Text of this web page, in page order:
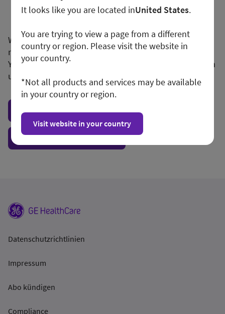
We apologize for any inconvenience, but this form is
not available in your region or country.
You may want to visit your local site or access the form
unconditionally.
Visit local site
Show form unconditionally
Datenschutzrichtlinien
Impressum
Abo kündigen
Compliance
It looks like you are located inUnited States.
You are trying to view a page from a different
country or region. Please visit the website in
your country.
*Not all products and services may be available
in your country or region.
Visit website in your country